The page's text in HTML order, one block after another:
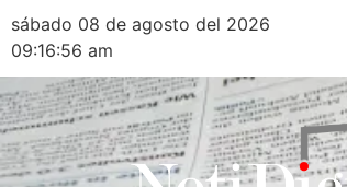
sábado 08 de agosto del 2026
09:16:56 am